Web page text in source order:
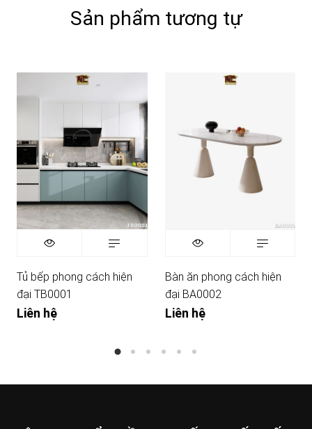
Sản phẩm tương tự
Tủ bếp phong cách hiện
đại TB0001
Liên hệ
Bàn ăn phong cách hiện
đại BA0002
Liên hệ